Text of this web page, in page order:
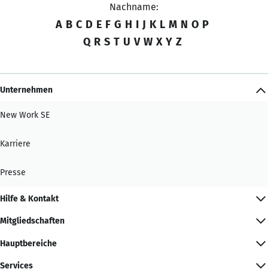
Nachname:
A B C D E F G H I J K L M N O P
Q R S T U V W X Y Z
Unternehmen
New Work SE
Karriere
Presse
Hilfe & Kontakt
Mitgliedschaften
Hauptbereiche
Services